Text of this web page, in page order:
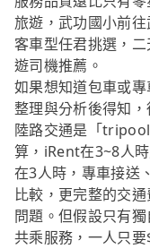
旅遊，武功國小前
客車型任君挑選，
遊司機推薦。
如果想知道包車或
整理與分析後得知
陸路交通是「
算，iRent在3~8人
在3人時，專車接送
比較，更完整的交
問題。但假設只有
共乘服務，一人只